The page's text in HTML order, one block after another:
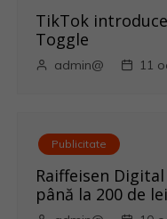
TikTok
Toggle
admin@ 11
Publicitate
Raiffeisen
până la 200 de